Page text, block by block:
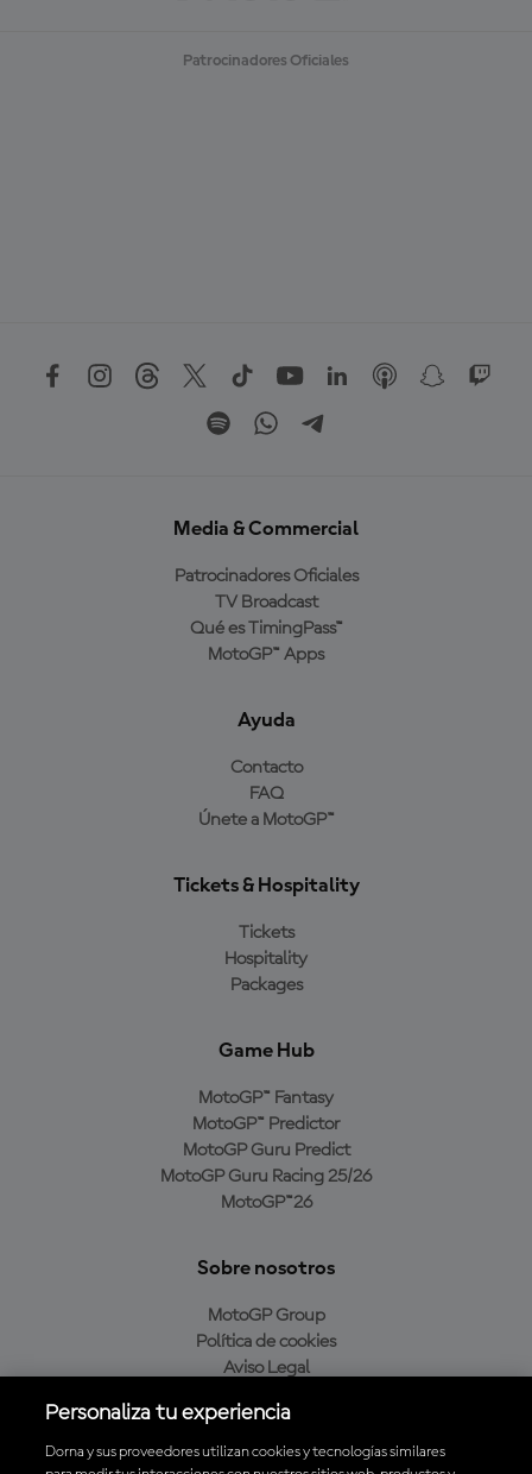
Patrocinadores Oficiales
Media & Commercial
Patrocinadores Oficiales
TV Broadcast
Qué es TimingPass™
MotoGP™ Apps
Ayuda
Contacto
FAQ
Únete a MotoGP™
Tickets & Hospitality
Tickets
Hospitality
Packages
Game Hub
MotoGP™ Fantasy
MotoGP™ Predictor
MotoGP Guru Predict
MotoGP Guru Racing 25/26
MotoGP™26
Sobre nosotros
MotoGP Group
Política de cookies
Aviso Legal
Política de compra
Personaliza tu experiencia
Dorna y sus proveedores utilizan cookies y tecnologías similares